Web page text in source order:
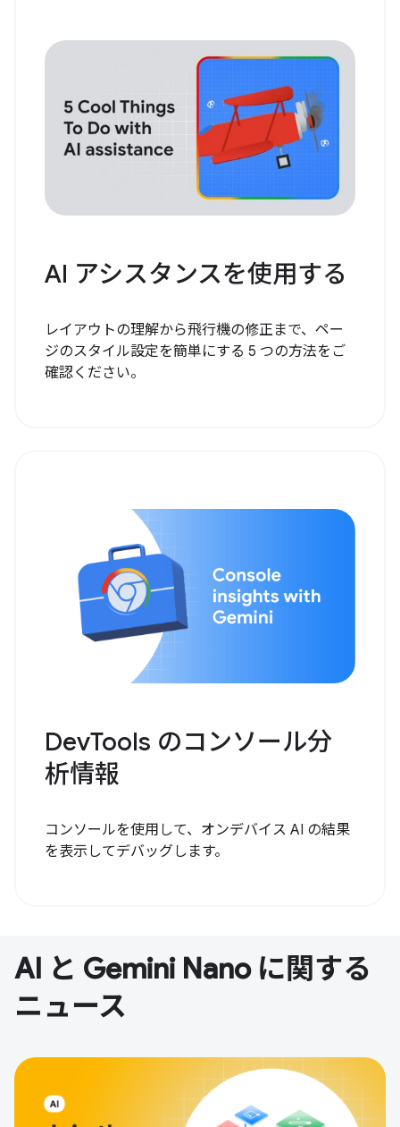
AI アシスタンスを使用する
レイアウトの理解から飛行機の修正まで、ペー
ジのスタイル設定を簡単にする 5 つの方法をご
確認ください。
DevTools のコンソール分
析情報
コンソールを使用して、オンデバイス AI の結果
を表示してデバッグします。
AI と Gemini Nano に関する
ニュース